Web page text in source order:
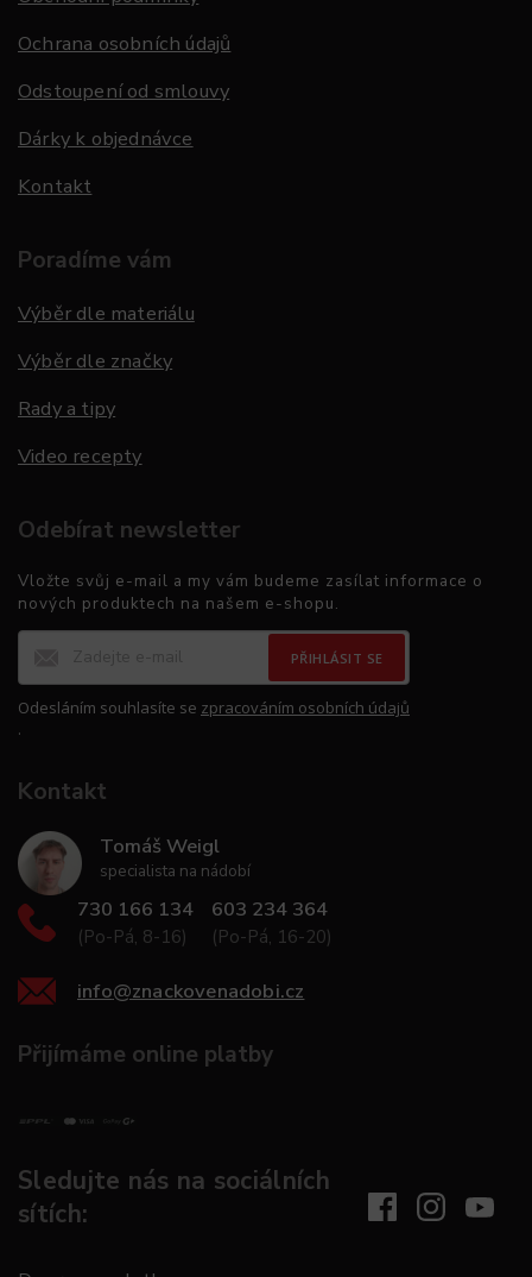
Ochrana osobních údajů
Odstoupení od smlouvy
Dárky k objednávce
Kontakt
Poradíme vám
Výběr dle materiálu
Výběr dle značky
Rady a tipy
Video recepty
Odebírat newsletter
Vložte svůj e-mail a my vám budeme zasílat informace o
nových produktech na našem e-shopu.
PŘIHLÁSIT SE
Odesláním souhlasíte se zpracováním osobních údajů
.
Kontakt
Tomáš Weigl
specialista na nádobí
730 166 134
(Po-Pá, 8-16)
603 234 364
(Po-Pá, 16-20)
info@znackovenadobi.cz
Přijímáme online platby
Sledujte nás na sociálních
sítích: